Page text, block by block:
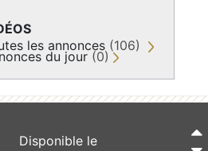
les annonces (106)
du jour (0)